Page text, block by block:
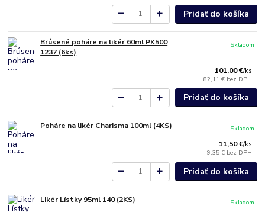
Pridať do košíka
Brúsené poháre na likér 60ml PK500
1237 (6ks)
101,00 €/ks
82,11 € bez DPH
Skladom
Pridať do košíka
Poháre na likér Charisma 100ml (4KS)
11,50 €/ks
9,35 € bez DPH
Skladom
Pridať do košíka
Likér Lístky 95ml 140 (2KS)
Skladom